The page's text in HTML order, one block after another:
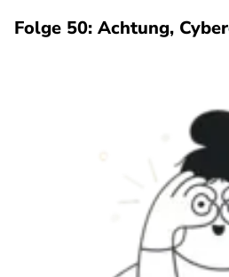
Folge 50: Achtung,